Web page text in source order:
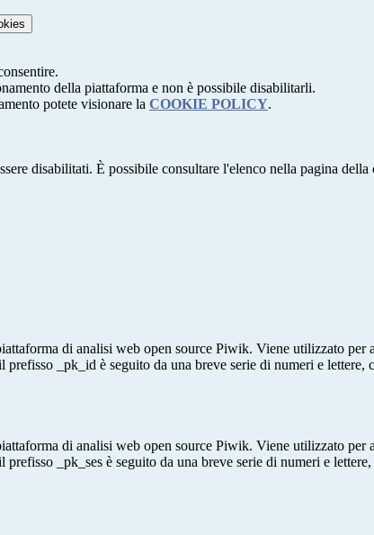
della piattaforma e non è possibile disabilitarli.
potete visionare la COOKIE POLICY.
disabilitati. È possibile consultare l'elenco nella pagina
di analisi web open source Piwik. Viene utilizzato
_pk_id è seguito da una breve serie di numeri e
di analisi web open source Piwik. Viene utilizzato
_pk_ses è seguito da una breve serie di numeri e